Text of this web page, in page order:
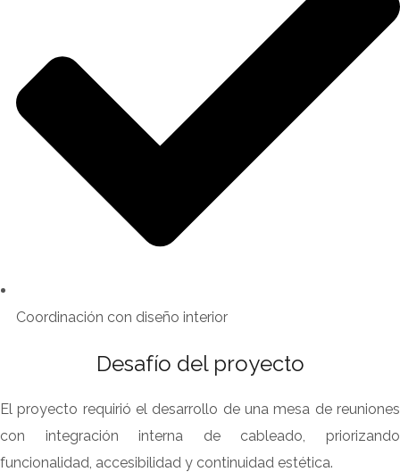
Coordinación con diseño interior
Desafío del proyecto
El proyecto requirió el desarrollo de una mesa de reuniones
con integración interna de cableado, priorizando
funcionalidad, accesibilidad y continuidad estética.